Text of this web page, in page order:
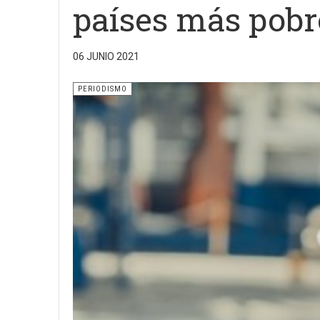
países más
06 JUNIO 2021
PERIODISMO